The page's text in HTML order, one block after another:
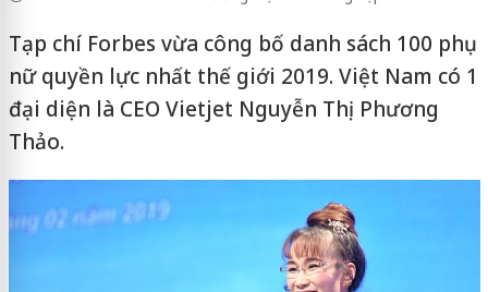
Tạp chí Forbes vừa công bố danh sách 100 phụ
nữ quyền lực nhất thế giới 2019. Việt Nam có 1
đại diện là CEO Vietjet Nguyễn Thị Phương
Thảo.